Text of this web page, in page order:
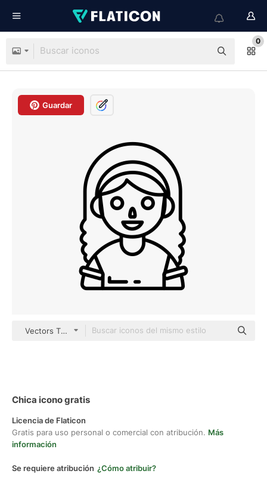
0
Guardar
Vectors Tank black outline
Chica icono gratis
Licencia de Flaticon
Gratis para uso personal o comercial con atribución. Más
información
Se requiere atribución ¿Cómo atribuir?